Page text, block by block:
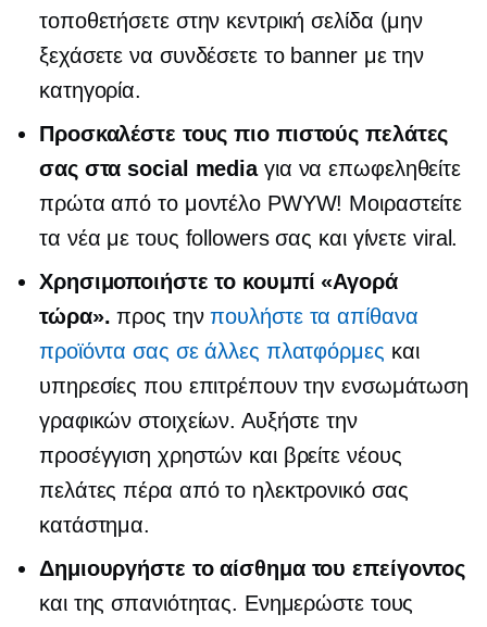
τοποθετήσετε στην κεντρική σελίδα (μην
ξεχάσετε να συνδέσετε το banner με την
κατηγορία.
Προσκαλέστε τους πιο πιστούς πελάτες
σας στα social mediaγια να επωφεληθείτε
πρώτα από το μοντέλο PWYW! Μοιραστείτε
τα νέα με τους followers σας και γίνετε viral.
Χρησιμοποιήστε το κουμπί «Αγορά
τώρα». προς τηνπουλήστε τα απίθανα
προϊόντα σας σε άλλες πλατφόρμες και
υπηρεσίες που επιτρέπουν την ενσωμάτωση
γραφικών στοιχείων. Αυξήστε την
προσέγγιση χρηστών και βρείτε νέους
πελάτες πέρα ​​από το ηλεκτρονικό σας
κατάστημα.
Δημιουργήστε το αίσθημα του επείγοντος
και της σπανιότητας. Ενημερώστε τους